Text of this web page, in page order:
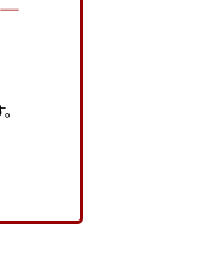
―